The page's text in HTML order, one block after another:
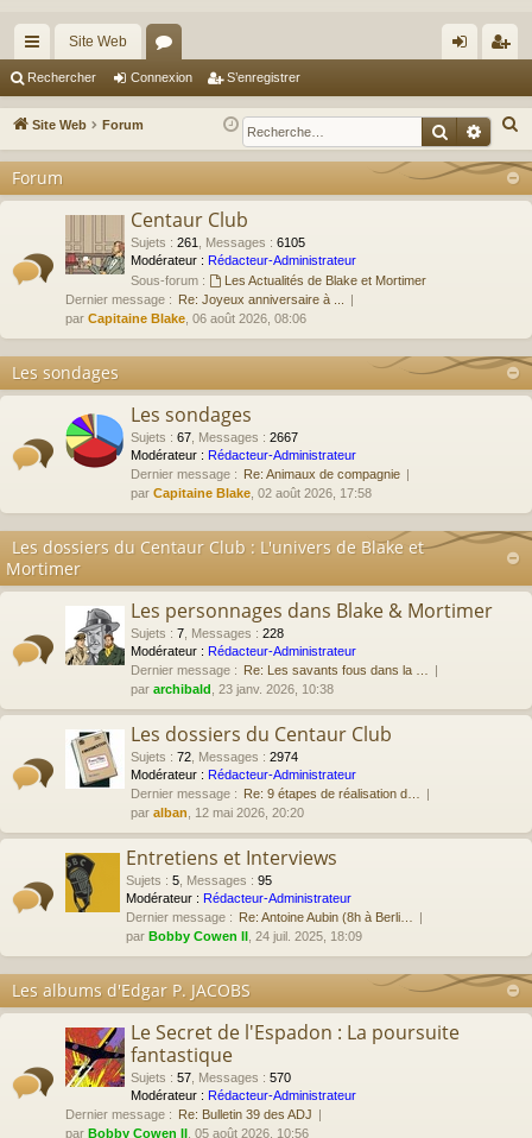
cc
ès
ra
pi
Site Web
or
u
m
ne
xi
nr
eg
ist
Rechercher Connexion S’enregistrer
Site Web Forum
e
h
r
Forum
Centaur Club
Sujets : 261 Messages : 6105
Modérateur : Rédacteur-Administrateur
Sous-forum :
Les Actualités de Blake et Mortimer
Dernier message : Re: Joyeux anniversaire à ...
par Capitaine Blake , 06 août 2026, 08:06
Les sondages
Les sondages
Sujets : 67 Messages : 2667
Modérateur : Rédacteur-Administrateur
Dernier message : Re: Animaux de compagnie
par Capitaine Blake , 02 août 2026, 17:58
Les dossiers du Centaur Club : L'univers de Blake et
Mortimer
Les personnages dans Blake & Mortimer
Sujets : 7 Messages : 228
Modérateur : Rédacteur-Administrateur
Dernier message : Re: Les savants fous dans la …
par archibald , 23 janv. 2026, 10:38
Les dossiers du Centaur Club
Sujets : 72 Messages : 2974
Modérateur : Rédacteur-Administrateur
Dernier message : Re: 9 étapes de réalisation d…
par alban , 12 mai 2026, 20:20
Entretiens et Interviews
Sujets : 5 Messages : 95
Modérateur : Rédacteur-Administrateur
Dernier message : Re: Antoine Aubin (8h à Berli…
par Bobby Cowen II , 24 juil. 2025, 18:09
Les albums d'Edgar P. JACOBS
Le Secret de l'Espadon : La poursuite
fantastique
Sujets : 57 Messages : 570
Modérateur : Rédacteur-Administrateur
Dernier message : Re: Bulletin 39 des ADJ
par Bobby Cowen II , 05 août 2026, 10:56